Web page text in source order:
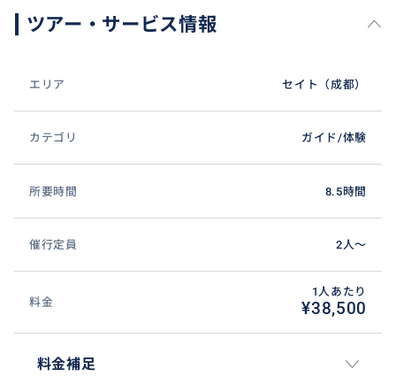
ツアー・サービス情報
エリア セイト（成都）
カテゴリ ガイド/体験
所要時間 8.5時間
催行定員 2人〜
料金
1人あたり
¥38,500
料金補足